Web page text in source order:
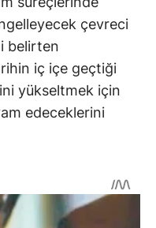
çevreci
belirten
iç içe geçtiği
yükseltmek için
edeceklerini